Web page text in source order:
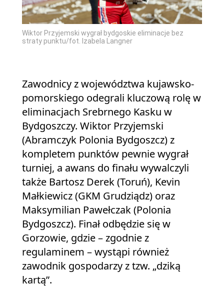
Wiktor Przyjemski wygrał bydgoskie eliminacje bez
straty punktu/fot. Izabela Langner
Zawodnicy z województwa kujawsko-
pomorskiego odegrali kluczową rolę w
eliminacjach Srebrnego Kasku w
Bydgoszczy. Wiktor Przyjemski
(Abramczyk Polonia Bydgoszcz) z
kompletem punktów pewnie wygrał
turniej, a awans do finału wywalczyli
także Bartosz Derek (Toruń), Kevin
Małkiewicz (GKM Grudziądz) oraz
Maksymilian Pawełczak (Polonia
Bydgoszcz). Finał odbędzie się w
Gorzowie, gdzie – zgodnie z
regulaminem – wystąpi również
zawodnik gospodarzy z tzw. „dziką
kartą”.